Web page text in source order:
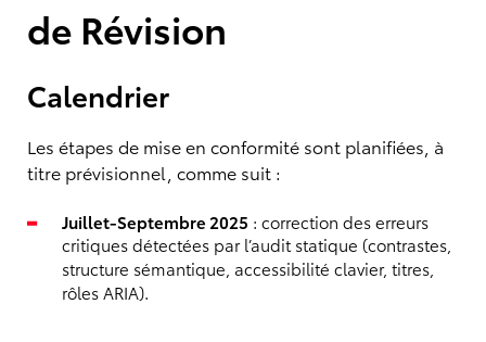
de Révision
Calendrier
Les étapes de mise en conformité sont planifiées, à
titre prévisionnel, comme suit :
Juillet-Septembre 2025 : correction des erreurs
critiques détectées par l’audit statique (contrastes,
structure sémantique, accessibilité clavier, titres,
rôles ARIA).